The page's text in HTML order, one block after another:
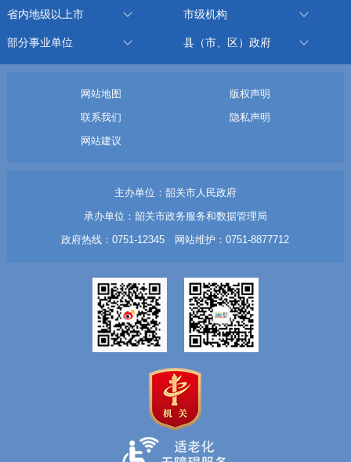
省内地级以上市 市级机构
部分事业单位 县（市、区）政府
网站地图
版权声明
联系我们
隐私声明
网站建议
主办单位：韶关市人民政府
承办单位：韶关市政务服务和数据管理局
政府热线：0751-12345 网站维护：0751-8877712